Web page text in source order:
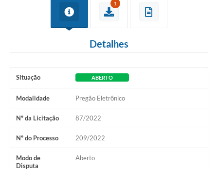
1
Detalhes
Situação ABERTO
Modalidade Pregão Eletrônico
Nº da Licitação 87/2022
Nº do Processo 209/2022
Modo de
Disputa
Aberto